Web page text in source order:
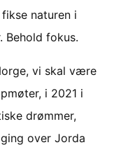
naturen i
Behold fokus.
vi skal være
i 2021 i
drømmer,
over Jorda